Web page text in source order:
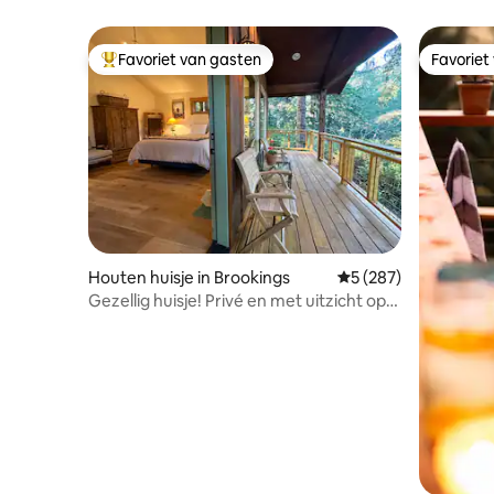
Topfavoriet van gasten
Favoriet van gasten
Houten huisje in Brookings Gemiddelde
5 (287)
Gezellig huisje! Privé en met uitzicht op